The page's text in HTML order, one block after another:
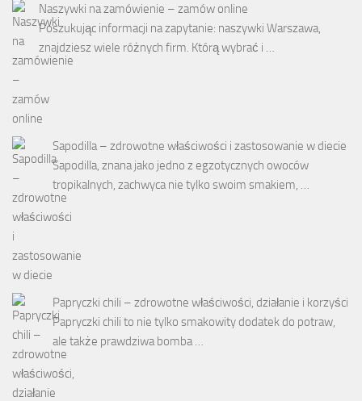
Naszywki na zamówienie – zamów online
Poszukując informacji na zapytanie: naszywki Warszawa,
znajdziesz wiele różnych firm. Którą wybrać i …
Sapodilla – zdrowotne właściwości i zastosowanie w diecie
Sapodilla, znana jako jedno z egzotycznych owoców
tropikalnych, zachwyca nie tylko swoim smakiem, …
Papryczki chili – zdrowotne właściwości, działanie i korzyści
Papryczki chili to nie tylko smakowity dodatek do potraw,
ale także prawdziwa bomba …